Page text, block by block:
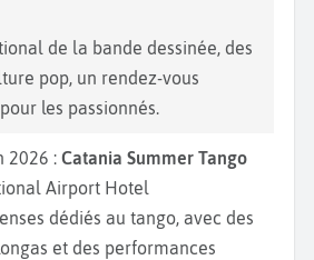
de la bande dessinée, des
pop, un rendez-vous
les passionnés.
2026 : Catania Summer Tango
Airport Hotel
dédiés au tango, avec des
et des performances